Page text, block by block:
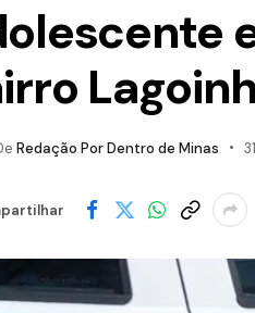
Redação Por Dentro de Minas